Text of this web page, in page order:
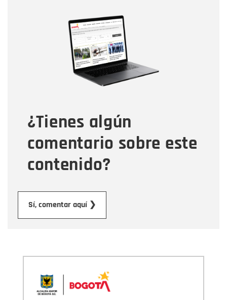
¿Tienes algún
comentario sobre este
contenido?
Sí, comentar aquí ❯
Correo electrónico
Tipo de comentario
Mensaje